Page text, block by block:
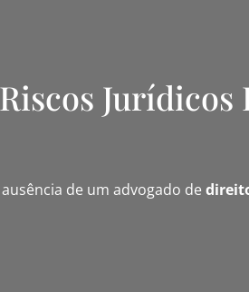
Riscos
de um advogado de